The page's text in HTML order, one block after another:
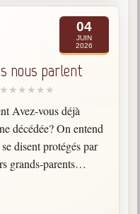
04
JUIN
2026
nous parlent
Avez-vous déjà
décédée? On entend
disent protégés par
grands-parents
ou l'autre…